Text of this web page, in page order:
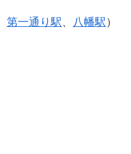
第一通り駅、 八幡駅 ）